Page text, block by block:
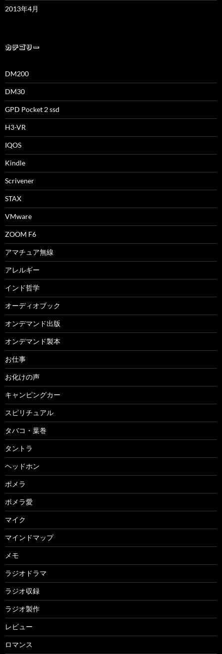
2013年4月
カテゴリー
DM200
DM30
GPD Pocket２ssd
H3-VR
IQOS
Kindle
Scrivener
STAX
VMware
ZOOM F6
アマチュア無線
アレルギー
インド哲学
オーディオブック
オンデマンド出版
オンデマンド製本
お仕事
お化けの声
キャンピングカー
スピリチュアル
タバコ・葉巻
タントラ
ヘッドホン
ポメラ
ポメラ愛
マイク
マインドマップ
メモ
ラジオドラマ
ラジオ収録
ラジオ製作
レビュー
ロマンス